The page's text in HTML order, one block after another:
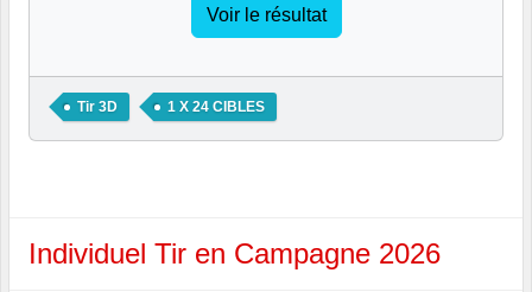
Voir le résultat
Tir 3D 1 X 24 CIBLES
Individuel Tir en Campagne 2026